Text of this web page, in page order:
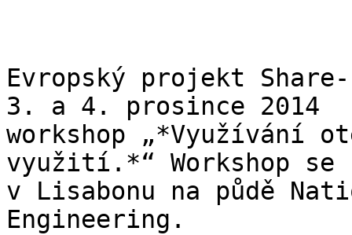
Evropský projekt
3. a 4. prosince 2014
workshop „*Využívání
využití.*“ Workshop se
v Lisabonu na půdě
Engineering.